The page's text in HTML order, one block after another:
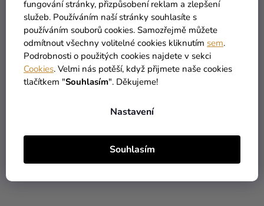
fungování stránky, přizpůsobení reklam a zlepšení
služeb. Používáním naší stránky souhlasíte s
používáním souborů cookies. Samozřejmě můžete
odmítnout všechny volitelné cookies kliknutím sem.
Podrobnosti o použitých cookies najdete v sekci
Cookies. Velmi nás potěší, když přijmete naše cookies
tlačítkem "Souhlasím". Děkujeme!
Nastavení
Souhlasím
Kreslící papír se
spirálovou vazbou A4
Lefranc Bourgeois
169 Kč
DO KOŠÍKU
Pauzovací blok A4
Lefranc Bourgeois
119 Kč